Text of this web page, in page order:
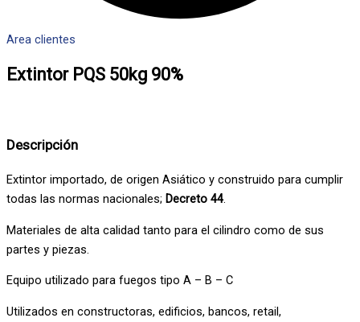
Area clientes
Extintor PQS 50kg 90%
Descripción
Extintor importado, de origen Asiático y construido para cumplir
todas las normas nacionales; Decreto 44.
Materiales de alta calidad tanto para el cilindro como de sus
partes y piezas.
Equipo utilizado para fuegos tipo A – B – C
Utilizados en constructoras, edificios, bancos, retail,